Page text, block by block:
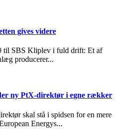
gives videre
til SBS Kliplev i fuld drift: Et af
producerer...
ny PtX-direktør i egne rækker
skal stå i spidsen for en mere
Energys...